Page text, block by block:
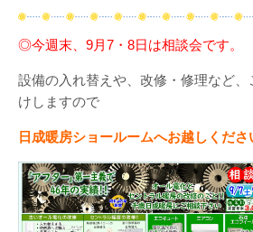
◎今週末、9月7・8日は相談会です。
設備の入れ替えや、改修・修理など
けしますので
日成暖房ショールームへお越しくださ